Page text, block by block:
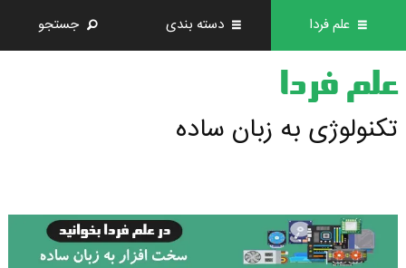
علم فردا دسته بندی جستجو
علم فردا
تکنولوژی به زبان ساده